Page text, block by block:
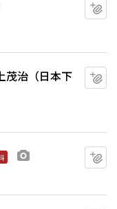
治（日本下